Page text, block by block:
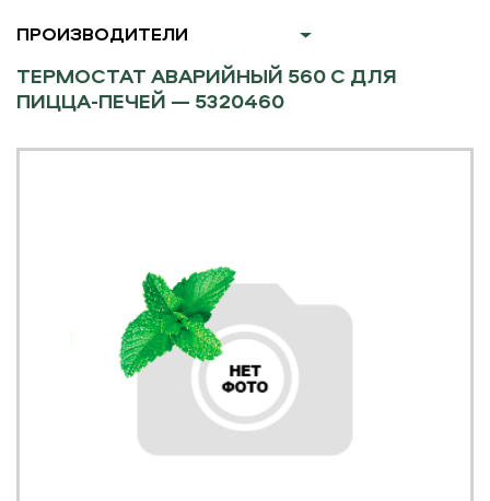
ПРОИЗВОДИТЕЛИ
ТЕРМОСТАТ АВАРИЙНЫЙ 560 С ДЛЯ
ПИЦЦА-ПЕЧЕЙ — 5320460